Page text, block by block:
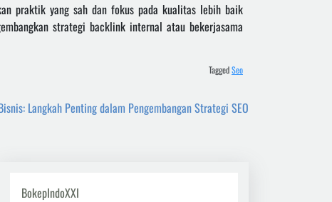
praktik yang sah dan fokus pada kualitas lebih baik
strategi backlink internal atau bekerjasama
TaggedSeo
Langkah Penting dalam Pengembangan Strategi SEO
BokepIndoXXI